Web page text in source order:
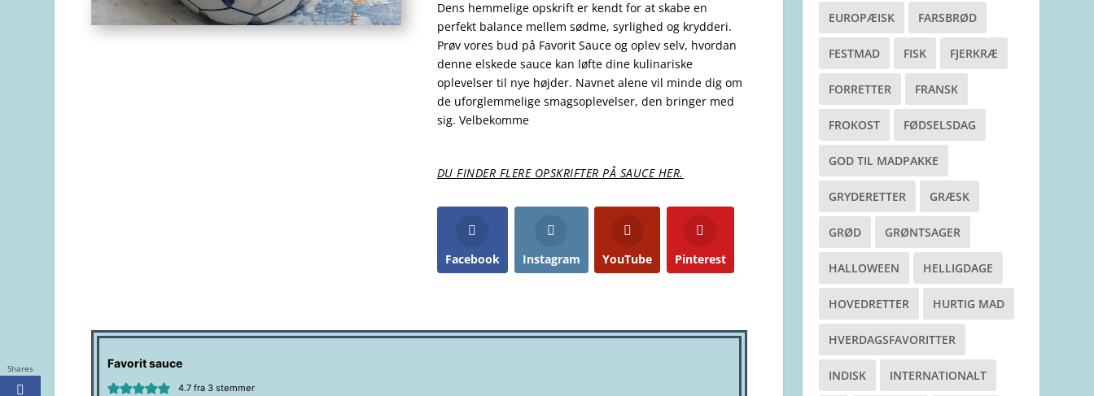
Dens hemmelige opskrift er kendt for at skabe en
perfekt balance mellem sødme, syrlighed og krydderi.
Prøv vores bud på Favorit Sauce og oplev selv, hvordan
denne elskede sauce kan løfte dine kulinariske
oplevelser til nye højder. Navnet alene vil minde dig om
de uforglemmelige smagsoplevelser, den bringer med
sig. Velbekomme
DU FINDER FLERE OPSKRIFTER PÅ SAUCE HER.
Facebook Instagram YouTube Pinterest
Favorit sauce
4.7fra 3stemmer
EUROPÆISK FARSBRØD
FESTMAD FISK FJERKRÆ
FORRETTER FRANSK
FROKOST FØDSELSDAG
GOD TIL MADPAKKE
GRYDERETTER GRÆSK
GRØD GRØNTSAGER
HALLOWEEN HELLIGDAGE
HOVEDRETTER HURTIG MAD
HVERDAGSFAVORITTER
INDISK INTERNATIONALT
Shares